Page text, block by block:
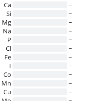
Ca
~
Si
~
Mg
~
Na
~
P
~
Cl
~
Fe
~
I
~
Co
~
Mn
~
Cu
~